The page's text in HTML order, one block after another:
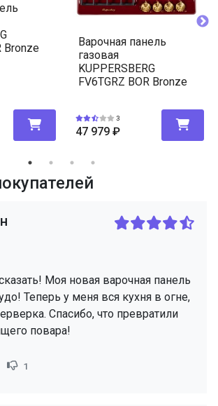
Bronze
Варочная панель
газовая
KUPPERSBERG
FV6TGRZ BOR Bronze
3
47 979 ₽
Моя новая варочная панель
Теперь у меня вся кухня в огне,
Спасибо, что превратили
повара!
1